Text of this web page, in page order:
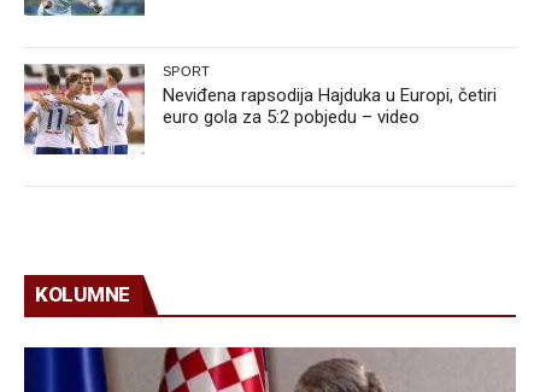
SPORT
Neviđena rapsodija Hajduka u Europi, četiri
euro gola za 5:2 pobjedu – video
KOLUMNE